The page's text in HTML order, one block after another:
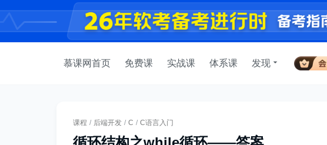
慕课网首页 免费课 实战课 体系课 发现
课程 / 后端开发 / C / C语言入门